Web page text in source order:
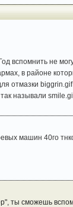
вспомнить не
в районе
отмазки
называли
машин 40го
ты сможешь